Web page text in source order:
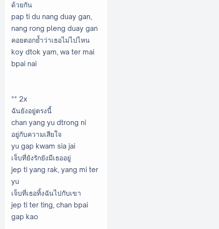
ด้วยกัน
pap ti du nang duay gan,
nang rong pleng duay gan
คอยตอกยํ้าว่าเธอไม่ไปไหน
koy dtok yam, wa ter mai
bpai nai
** 2x
ฉันยังอยู่ตรงนี้
chan yang yu dtrong ni
อยู่กับความเสียใจ
yu gap kwam sia jai
เจ็บที่ยังรักยังมีเธออยู่
jep ti yang rak, yang mi ter
yu
เจ็บที่เธอทิ้งฉันไปกับเขา
jep ti ter ting, chan bpai
gap kao